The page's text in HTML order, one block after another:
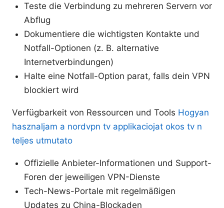
Teste die Verbindung zu mehreren Servern vor
Abflug
Dokumentiere die wichtigsten Kontakte und
Notfall-Optionen (z. B. alternative
Internetverbindungen)
Halte eine Notfall-Option parat, falls dein VPN
blockiert wird
Verfügbarkeit von Ressourcen und Tools Hogyan
hasznaljam a nordvpn tv applikaciojat okos tv n
teljes utmutato
Offizielle Anbieter-Informationen und Support-
Foren der jeweiligen VPN-Dienste
Tech-News-Portale mit regelmäßigen
Updates zu China-Blockaden